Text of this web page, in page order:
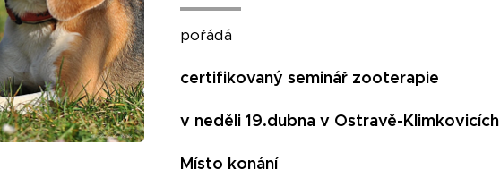
pořádá
certifikovaný seminář zooterapie
v neděli 19.dubna v Ostravě-Klimkovicích
Místo konání